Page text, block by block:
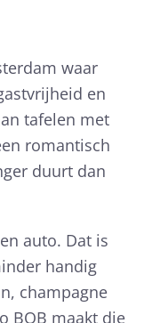
waar
en
tafelen met
romantisch
duurt dan
auto. Dat is
handig
champagne
BOB maakt die